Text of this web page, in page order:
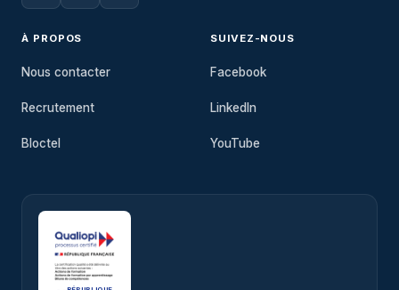
À PROPOS
Nous contacter
Recrutement
Bloctel
SUIVEZ-NOUS
Facebook
LinkedIn
YouTube